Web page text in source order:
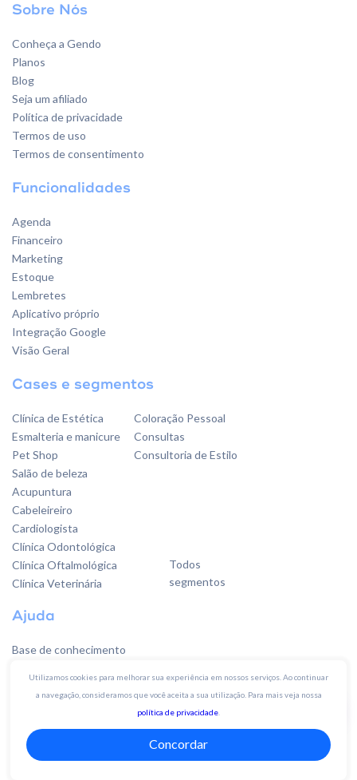
Sobre Nós
Conheça a Gendo
Planos
Blog
Seja um afiliado
Política de privacidade
Termos de uso
Termos de consentimento
Funcionalidades
Agenda
Financeiro
Marketing
Estoque
Lembretes
Aplicativo próprio
Integração Google
Visão Geral
Cases e segmentos
Todos
segmentos
Clínica de Estética
Esmalteria e manicure
Pet Shop
Salão de beleza
Acupuntura
Cabeleireiro
Cardiologista
Clínica Odontológica
Clínica Oftalmológica
Clínica Veterinária
Coloração Pessoal
Consultas
Consultoria de Estilo
Ajuda
Base de conhecimento
Quer falar
com a gente?
Utilizamos cookies para melhorar sua experiência em nossos serviços. Ao continuar
a navegação, consideramos que você aceita a sua utilização. Para mais veja nossa
política de privacidade
Concordar